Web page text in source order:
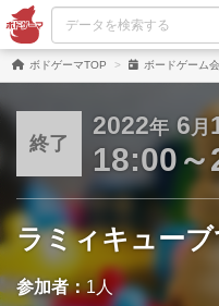
ボドゲーマTOP ボードゲーム
終了
2022年 6月
18:00
ラミィキュー
参加者：1人